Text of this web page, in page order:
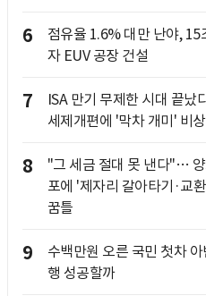
6
점유율 1.6% 대만 난야, 15
자 EUV 공장 건설
7
ISA 만기 무제한 시대 끝났
세제개편에 '막차 개미' 비상
8
"그 세금 절대 못 낸다"…
포에 '제자리 갈아타기·교
꿈틀
9
수백만원 오른 국민 첫차
행 성공할까